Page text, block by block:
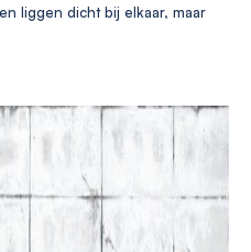
liggen dicht bij elkaar, maar